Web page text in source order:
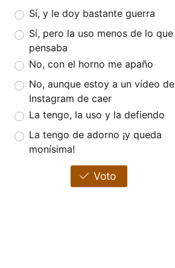
Sí, y le doy bastante guerra
Sí, pero la uso menos de lo que
pensaba
No, con el horno me apaño
No, aunque estoy a un vídeo de
Instagram de caer
La tengo, la uso y la defiendo
La tengo de adorno ¡y queda
monísima!
Voto